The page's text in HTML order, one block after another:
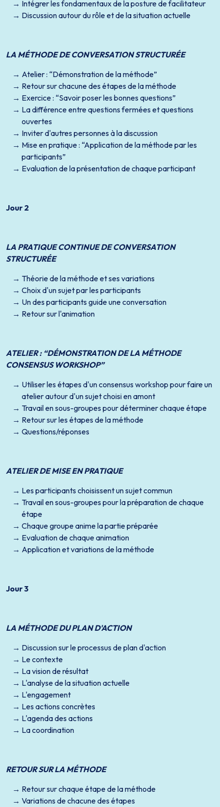
Intégrer les fondamentaux de la posture de facilitateur
Discussion autour du rôle et de la situation actuelle
LA MÉTHODE DE CONVERSATION STRUCTURÉE
Atelier : “Démonstration de la méthode”
Retour sur chacune des étapes de la méthode
Exercice : “Savoir poser les bonnes questions”
La différence entre questions fermées et questions
ouvertes
Inviter d'autres personnes à la discussion
Mise en pratique : “Application de la méthode par les
participants”
Evaluation de la présentation de chaque participant
Jour 2
LA PRATIQUE CONTINUE DE CONVERSATION
STRUCTURÉE
Théorie de la méthode et ses variations
Choix d'un sujet par les participants
Un des participants guide une conversation
Retour sur l'animation
ATELIER : “DÉMONSTRATION DE LA MÉTHODE
CONSENSUS WORKSHOP”
Utiliser les étapes d'un consensus workshop pour faire un
atelier autour d'un sujet choisi en amont
Travail en sous-groupes pour déterminer chaque étape
Retour sur les étapes de la méthode
Questions/réponses
ATELIER DE MISE EN PRATIQUE
Les participants choisissent un sujet commun
Travail en sous-groupes pour la préparation de chaque
étape
Chaque groupe anime la partie préparée
Evaluation de chaque animation
Application et variations de la méthode
Jour 3
LA MÉTHODE DU PLAN D'ACTION
Discussion sur le processus de plan d'action
Le contexte
La vision de résultat
L'analyse de la situation actuelle
L'engagement
Les actions concrètes
L'agenda des actions
La coordination
RETOUR SUR LA MÉTHODE
Retour sur chaque étape de la méthode
Variations de chacune des étapes